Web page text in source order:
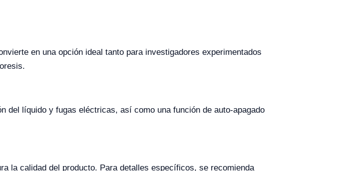
en una opción ideal tanto para investigadores experimentados
del líquido y fugas eléctricas, así como una función de auto-apagado
la calidad del producto. Para detalles específicos, se recomienda